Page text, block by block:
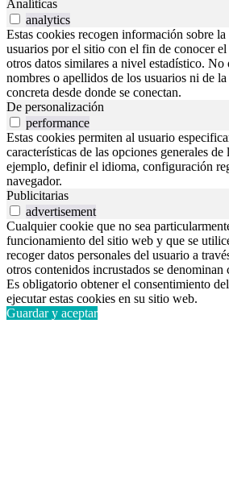
Analíticas
analytics
Estas cookies recogen información sobre
usuarios por el sitio con el fin de conocer
otros datos similares a nivel estadístico. No
nombres o apellidos de los usuarios ni de
concreta desde donde se conectan.
De personalización
performance
Estas cookies permiten al usuario
características de las opciones generales
ejemplo, definir el idioma, configuración
navegador.
Publicitarias
advertisement
Cualquier cookie que no sea
funcionamiento del sitio web y que se
recoger datos personales del usuario a
otros contenidos incrustados se denominan
Es obligatorio obtener el consentimiento
ejecutar estas cookies en su sitio web.
Guardar y aceptar